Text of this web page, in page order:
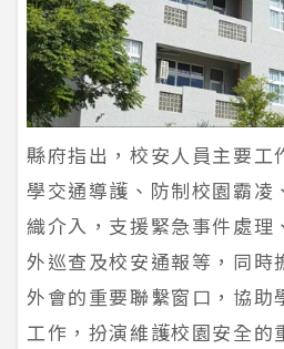
縣府指出，校安人員主要工
學交通導護、防制校園霸凌
織介入，支援緊急事件處理
外巡查及校安通報等，同時
外會的重要聯繫窗口，協助
工作，扮演維護校園安全的